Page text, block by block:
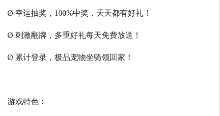
Ø 幸运抽奖，100%中奖，天天都有好礼！
Ø 刺激翻牌，多重好礼每天免费放送！
Ø 累计登录，极品宠物坐骑领回家！
游戏特色：